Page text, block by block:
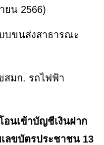
ยน 2566)
บขนส่งสาธารณะ
สมก. รถไฟฟ้า
อนเข้าบัญชีเงินฝาก
ลขบัตรประชาชน 13